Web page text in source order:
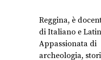
Reggina, è
di Italiano e
Appassionata di
archeologia,